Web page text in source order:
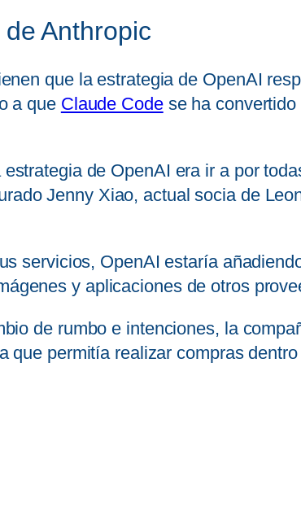
Anthropic
que la estrategia de OpenAI
a que Claude Codese ha convertido
de OpenAI era ir a por
Jenny Xiao, actual socia de
servicios, OpenAI estaría
y aplicaciones de otros
de rumbo e intenciones, la
que permitía realizar compras